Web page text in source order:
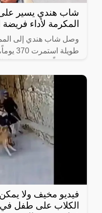
شاب هندي يسير على
المكرمة لأداء فريضة
وصل شاب هندي إلى
على
فيديو مخيف ولا
الكلاب على طفل